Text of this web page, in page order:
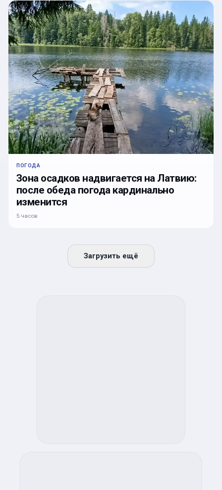
ПОГОДА
Зона осадков надвигается на Латвию:
после обеда погода кардинально
изменится
5 часов
Загрузить ещё